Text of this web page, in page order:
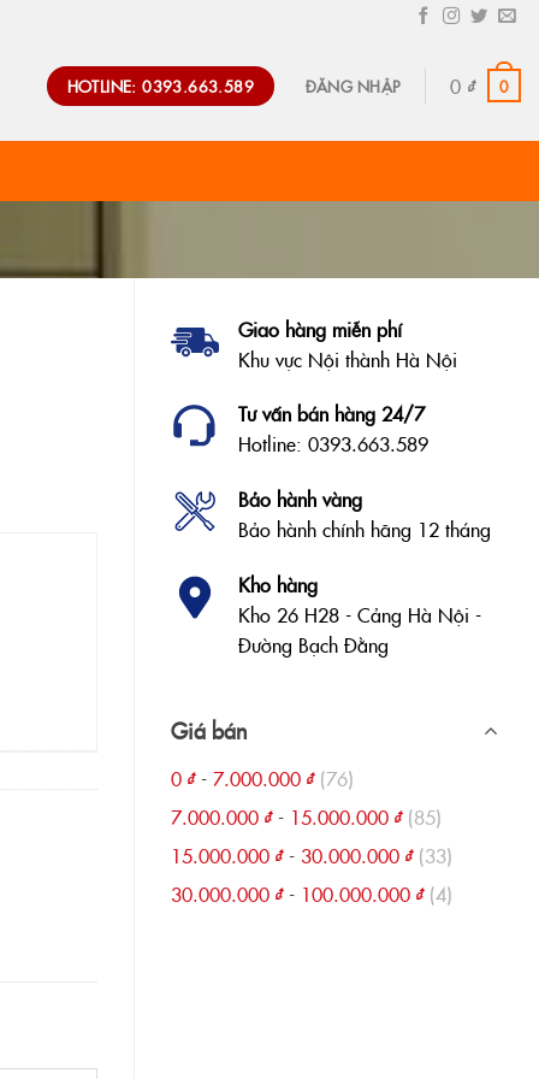
HOTLINE: 0393.663.589 ĐĂNG NHẬP 0 ₫ 0
Giao hàng miễn phí
Khu vực Nội thành Hà Nội
Tư vấn bán hàng 24/7
Hotline: 0393.663.589
Bảo hành vàng
Bảo hành chính hãng 12 tháng
Kho hàng
Kho 26 H28 - Cảng Hà Nội -
Đường Bạch Đằng
Giá bán
0 ₫- 7.000.000 ₫ (76)
7.000.000 ₫- 15.000.000 ₫ (85)
15.000.000 ₫- 30.000.000 ₫ (33)
30.000.000 ₫- 100.000.000 ₫ (4)